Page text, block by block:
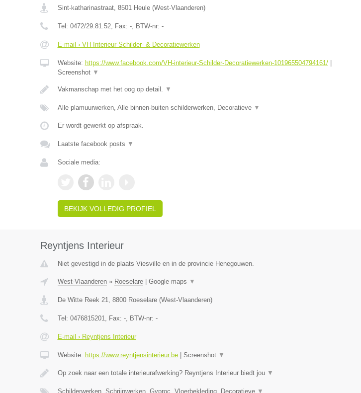
Sint-katharinastraat, 8501 Heule(West-Vlaanderen)
Tel: 0472/29.81.52, Fax: -, BTW-nr: -
E-mail › VH Interieur Schilder- & Decoratiewerken
Website: https://www.facebook.com/VH-interieur-Schilder-Decoratiewerken-101965504794161/|
Screenshot ▼
Vakmanschap met het oog op detail. ▼
Alle plamuurwerken, Alle binnen-buiten schilderwerken, Decoratieve ▼
Er wordt gewerkt op afspraak.
Laatste facebook posts ▼
Sociale media:
BEKIJK VOLLEDIG PROFIEL
Reyntjens Interieur
Niet gevestigd in de plaats Viesville en in de provincie Henegouwen.
West-Vlaanderen» Roeselare| Google maps ▼
De Witte Reek 21, 8800 Roeselare(West-Vlaanderen)
Tel: 0476815201, Fax: -, BTW-nr: -
E-mail › Reyntjens Interieur
Website: https://www.reyntjensinterieur.be| Screenshot ▼
Op zoek naar een totale interieurafwerking? Reyntjens Interieur biedt jou ▼
Schilderwerken, Schrijnwerken, Gyproc, Vloerbekleding, Decoratieve ▼